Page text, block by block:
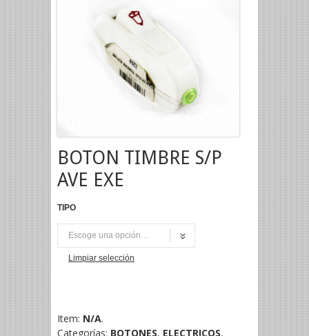
BOTON TIMBRE S/P
AVE EXE
TIPO
Limpiar selección
UNI
Item: N/A.
Categorías: BOTONES, ELECTRICOS,